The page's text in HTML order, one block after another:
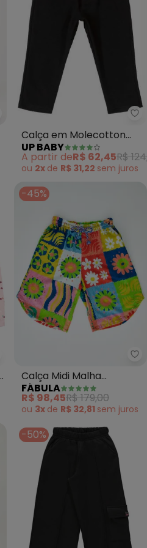
Nick - Calça Infantil
Calça em Molecotton
com Felpa (Preto)
UP BABY
A partir deR$ 62,45R$
ou 2x de R$ 31,22 sem juros
- Kit Infantil Menina
-45%
Calça Midi Malha
Xadrezim
FÁBULA
R$ 98,45R$ 179,00
ou 3x de R$ 32,81 sem juros
-50%